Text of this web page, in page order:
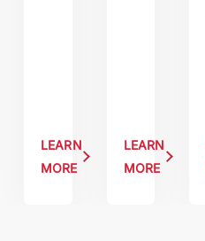
LEARN
MORE
LEARN
MORE